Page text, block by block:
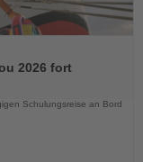
2026 fort
Schulungsreise an Bord